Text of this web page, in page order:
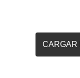
CARGAR